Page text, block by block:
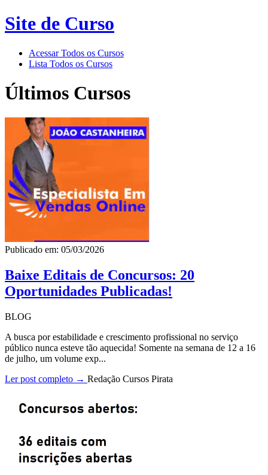
Site de Curso
Acessar Todos os Cursos
Lista Todos os Cursos
Últimos Cursos
Publicado em: 05/03/2026
Baixe Editais de Concursos: 20
Oportunidades Publicadas!
BLOG
A busca por estabilidade e crescimento profissional no serviço
público nunca esteve tão aquecida! Somente na semana de 12 a 16
de julho, um volume exp...
Ler post completo → Redação Cursos Pirata